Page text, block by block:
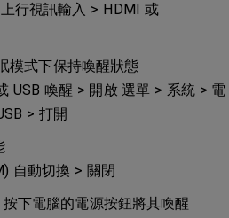
行視訊輸入 > HDMI 或
模式下保持喚醒狀態
USB 喚醒 > 開啟 選單 > 系統 > 電
> 打開
自動切換 > 關閉
下電腦的電源按鈕將其喚醒